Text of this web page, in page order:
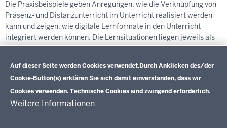
Auf dieser Seite werden Cookies verwendet.Durch Anklicken des/der
Cookie-Button(s) erklären Sie sich damit einverstanden, dass wir
Cookies verwenden. Technische Cookies sind zwingend erforderlich.
Weitere Informationen
Die Praxisbeispiele geben Anregungen, wie die Verknüpfung von
Präsenz- und Distanzunterricht im Unterricht realisiert werden
kann und zeigen, wie digitale Lernformate in den Unterricht
integriert werden können. Die Lernsituationen liegen jeweils als
anpassbare Word-Datei vor.
Im Überblick